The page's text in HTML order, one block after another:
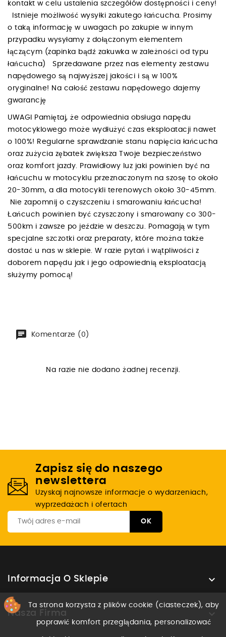
kontakt w celu ustalenia szczegółów dostępności i ceny!
Istnieje możliwość wysyłki zakutego łańcucha. Prosimy
o taką informację w uwagach po zakupie w innym
przypadku wysyłamy z dołączonym elementem
łączącym (zapinka bądź zakuwka w zależności od typu
łańcucha) Sprzedawane przez nas elementy zestawu
napędowego są najwyższej jakości i są w 100%
oryginalne! Na całość zestawu napędowego dajemy
gwarancję
UWAGI Pamiętaj, że odpowiednia obsługa napędu
motocyklowego może wydłużyć czas eksploatacji nawet
o 100%! Regularne sprawdzanie stanu napięcia łańcucha
oraz zużycia zębatek zwiększa Twoje bezpieczeństwo
oraz komfort jazdy. Prawidłowy luz jaki powinien być na
łańcuchu w motocyklu przeznaczonym na szosę to około
20-30mm, a dla motocykli terenowych około 30-45mm.
Nie zapomnij o czyszczeniu i smarowaniu łańcucha!
Łańcuch powinien być czyszczony i smarowany co 300-
500km i zawsze po jeździe w deszczu. Pomagają w tym
specjalne szczotki oraz preparaty, które można także
dostać u nas w sklepie. W razie pytań i wątpliwości z
doborem napędu jak i jego odpowiednią eksploatacją
służymy pomocą!
Komentarze (0)
Na razie nie dodano żadnej recenzji.
Zapisz się do naszego
newslettera
Uzyskaj najnowsze informacje o wydarzeniach,
wyprzedażach i ofertach
Informacja O Sklepie 
Nasza Firma 
Ta strona korzysta z plików cookie (ciasteczek), aby
poprawić komfort przeglądania, personalizować